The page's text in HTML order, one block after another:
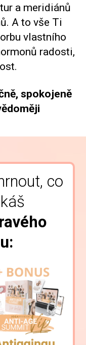
a meridiánů
A to vše Ti
vlastního
radosti,
spokojeně
co